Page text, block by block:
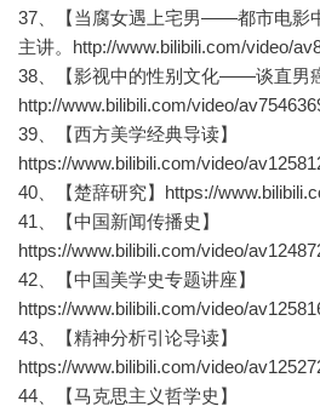
37、【当腐女遇上宅男——都市电影
主讲。http://www.bilibili.com/video/
38、【影视中的性别文化——谈直男
http://www.bilibili.com/video/
39、【西方美学经典导读】
https://www.bilibili.com/video/
40、【楚辞研究】https://
41、【中国新闻传播史】
https://www.bilibili.com/video/
42、【中国美学史专题讲座】
https://www.bilibili.com/video/
43、【精神分析引论导读】
https://www.bilibili.com/video/
44、【马克思主义哲学史】